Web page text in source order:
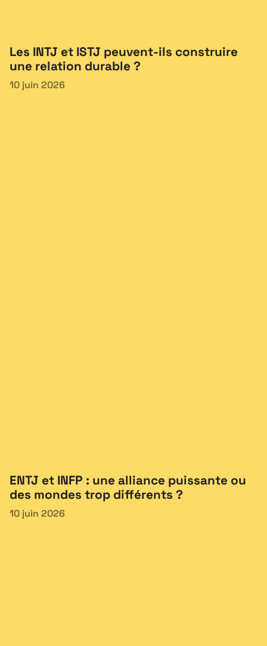
Les INTJ et ISTJ peuvent-ils construire
une relation durable ?
10 juin 2026
ENTJ et INFP : une alliance puissante ou
des mondes trop différents ?
10 juin 2026